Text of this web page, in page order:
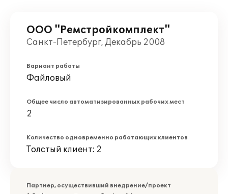
ООО "Ремстройкомплект"
Санкт-Петербург, Декабрь 2008
Вариант работы
Файловый
Общее число автоматизированных рабочих мест
2
Количество одновременно работающих клиентов
Толстый клиент: 2
Партнер, осуществивший внедрение/проект